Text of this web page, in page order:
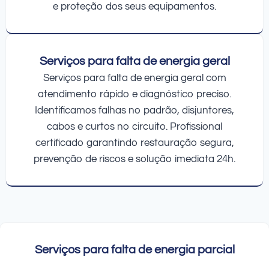
e proteção dos seus equipamentos.
Serviços para falta de energia geral
Serviços para falta de energia geral com
atendimento rápido e diagnóstico preciso.
Identificamos falhas no padrão, disjuntores,
cabos e curtos no circuito. Profissional
certificado garantindo restauração segura,
prevenção de riscos e solução imediata 24h.
Serviços para falta de energia parcial